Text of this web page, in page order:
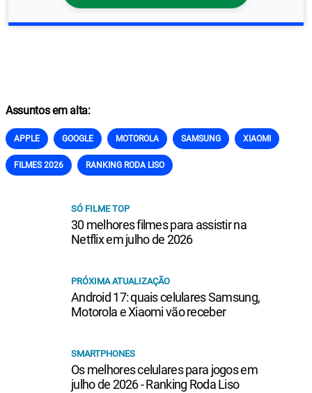
Assuntos em alta:
APPLE GOOGLE MOTOROLA SAMSUNG XIAOMI
FILMES 2026 RANKING RODA LISO
SÓ FILME TOP
30 melhores filmes para assistir na
Netflix em julho de 2026
PRÓXIMA ATUALIZAÇÃO
Android 17: quais celulares Samsung,
Motorola e Xiaomi vão receber
SMARTPHONES
Os melhores celulares para jogos em
julho de 2026 - Ranking Roda Liso